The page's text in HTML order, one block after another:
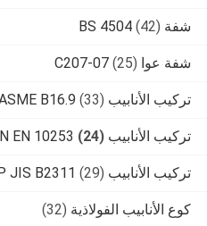
شفة BS 4504 (42)
شفة عوا C207-07 (25)
تركيب الأنابيب ASME B16.9 (33)
تركيب الأنابيب DIN EN 10253 (24)
تركيب الأنابيب SGP JIS B2311 (29)
كوع الأنابيب الفولاذية (32)